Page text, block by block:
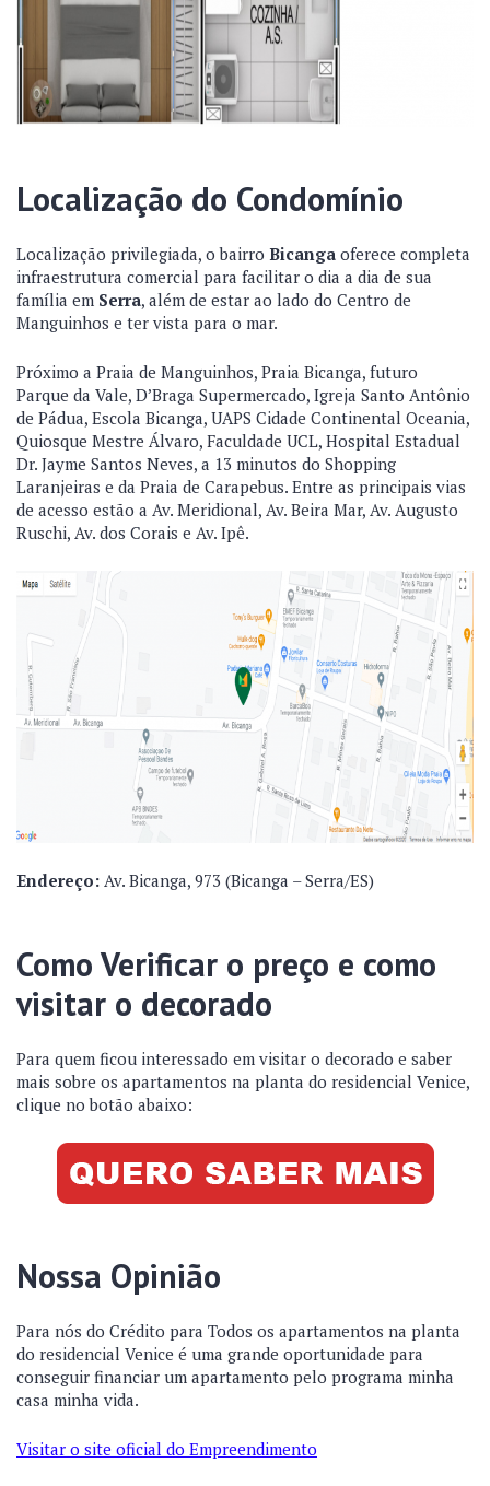
Localização do Condomínio
Localização privilegiada, o bairro Bicanga oferece completa
infraestrutura comercial para facilitar o dia a dia de sua
família em Serra, além de estar ao lado do Centro de
Manguinhos e ter vista para o mar.
Próximo a Praia de Manguinhos, Praia Bicanga, futuro
Parque da Vale, D’Braga Supermercado, Igreja Santo Antônio
de Pádua, Escola Bicanga, UAPS Cidade Continental Oceania,
Quiosque Mestre Álvaro, Faculdade UCL, Hospital Estadual
Dr. Jayme Santos Neves, a 13 minutos do Shopping
Laranjeiras e da Praia de Carapebus. Entre as principais vias
de acesso estão a Av. Meridional, Av. Beira Mar, Av. Augusto
Ruschi, Av. dos Corais e Av. Ipê.
Endereço: Av. Bicanga, 973 (Bicanga – Serra/ES)
Como Verificar o preço e como
visitar o decorado
Para quem ficou interessado em visitar o decorado e saber
mais sobre os apartamentos na planta do residencial Venice,
clique no botão abaixo:
Nossa Opinião
Para nós do Crédito para Todos os apartamentos na planta
do residencial Venice é uma grande oportunidade para
conseguir financiar um apartamento pelo programa minha
casa minha vida.
Visitar o site oficial do Empreendimento